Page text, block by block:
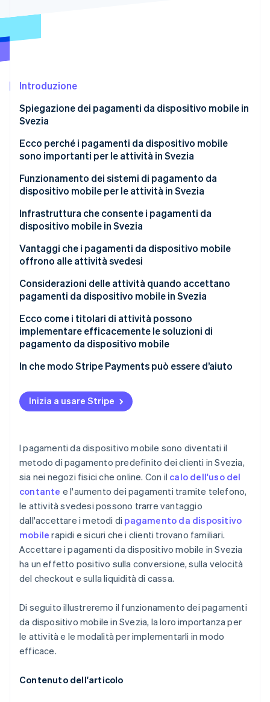
Prevenzione delle frodi
Climate
Identity
Verifica online dell'identità
Stripe Sessions 2026
Scopri come Stripe sta costruendo l'infrastruttura
Guarda ora
Introduzione
Spiegazione dei pagamenti da dispositivo mobile in
Svezia
Ecco perché i pagamenti da dispositivo mobile
sono importanti per le attività in Svezia
Funzionamento dei sistemi di pagamento da
dispositivo mobile per le attività in Svezia
Wallet
Pagamenti da dispositivo mobile basati su conto
Accettazione in negozio e flussi online
Infrastruttura che consente i pagamenti da
dispositivo mobile in Svezia
Vantaggi che i pagamenti da dispositivo mobile
offrono alle attività svedesi
Considerazioni delle attività quando accettano
pagamenti da dispositivo mobile in Svezia
Ecco come i titolari di attività possono
implementare efficacemente le soluzioni di
pagamento da dispositivo mobile
In che modo Stripe Payments può essere d’aiuto
Inizia a usare Stripe
I pagamenti da dispositivo mobile sono diventati il
metodo di pagamento predefinito dei clienti in Svezia,
sia nei negozi fisici che online. Con il calo dell'uso del
contante e l'aumento dei pagamenti tramite telefono,
le attività svedesi possono trarre vantaggio
dall'accettare i metodi di pagamento da dispositivo
mobile rapidi e sicuri che i clienti trovano familiari.
Accettare i pagamenti da dispositivo mobile in Svezia
ha un effetto positivo sulla conversione, sulla velocità
del checkout e sulla liquidità di cassa.
Di seguito illustreremo il funzionamento dei pagamenti
da dispositivo mobile in Svezia, la loro importanza per
le attività e le modalità per implementarli in modo
efficace.
Contenuto dell'articolo